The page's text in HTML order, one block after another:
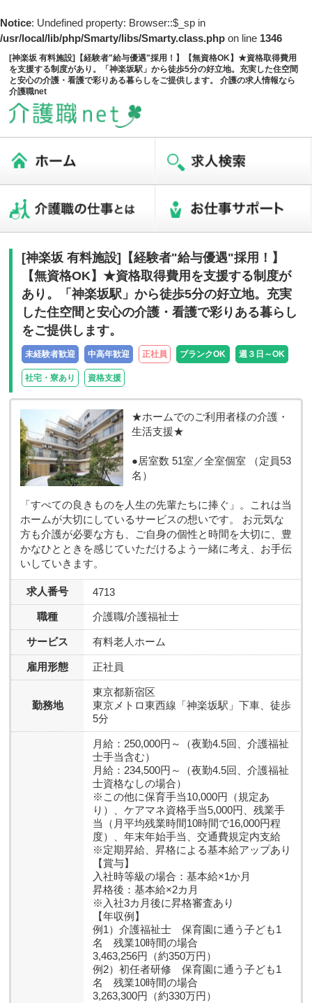
Notice: Undefined property: Browser::$_sp in
/usr/local/lib/php/Smarty/libs/Smarty.class.php on line 1346
[神楽坂 有料施設]【経験者"給与優遇"採用！】【無資格OK】★資格取得費用
を支援する制度があり。「神楽坂駅」から徒歩5分の好立地。充実した住空間
と安心の介護・看護で彩りある暮らしをご提供します。 介護の求人情報なら
介護職net
[神楽坂 有料施設]【経験者"給与優遇"採用！】
【無資格OK】★資格取得費用を支援する制度が
あり。「神楽坂駅」から徒歩5分の好立地。充実
した住空間と安心の介護・看護で彩りある暮らし
をご提供します。
未経験者歓迎 中高年歓迎 正社員 ブランクOK 週３日～OK
社宅・寮あり 資格支援
★ホームでのご利用者様の介護・
生活支援★
●居室数 51室／全室個室 （定員53
名）
「すべての良きものを人生の先輩たちに捧ぐ」。これは当
ホームが大切にしているサービスの想いです。 お元気な
方も介護が必要な方も、ご自身の個性と時間を大切に、豊
かなひとときを感じていただけるよう一緒に考え、お手伝
いしていきます。
求人番号 4713
職種 介護職/介護福祉士
サービス 有料老人ホーム
雇用形態 正社員
勤務地
東京都新宿区
東京メトロ東西線「神楽坂駅」下車、徒歩
5分
月給：250,000円～（夜勤4.5回、介護福祉
士手当含む）
月給：234,500円～（夜勤4.5回、介護福祉
士資格なしの場合）
※この他に保育手当10,000円（規定あ
り）、ケアマネ資格手当5,000円、残業手
当（月平均残業時間10時間で16,000円程
度）、年末年始手当、交通費規定内支給
※定期昇給、昇格による基本給アップあり
【賞与】
入社時等級の場合：基本給×1か月
昇格後：基本給×2カ月
※入社3カ月後に昇格審査あり
【年収例】
例1）介護福祉士 保育園に通う子ども1
名 残業10時間の場合
3,463,256円（約350万円）
例2）初任者研修 保育園に通う子ども1
名 残業10時間の場合
3,263,300円（約330万円）